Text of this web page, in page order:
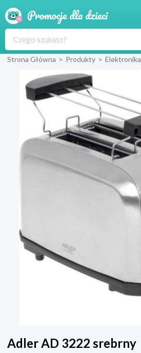
Produkty
Blog
Wyprawka
Strona Główna > Produkty > Elektronika
Adler AD 3222 srebrny